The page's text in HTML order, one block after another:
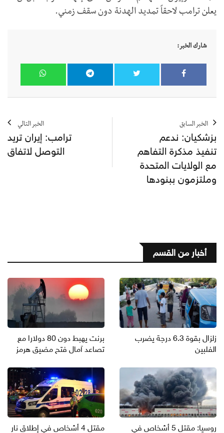
يعلن ترامب لاحقاً تمديد الهدنة دون سقف زمني.
شارك الخبر:
الخبر السابق
بزشكيان: ندعم
تنفيذ مذكرة التفاهم
مع الولايات المتحدة
وملتزمون ببنودها
الخبر التالي
ترامب: إيران تريد
التوصل لاتفاق
أخبار من القسم
زلزال بقوة 6.3 درجة يضرب
الفلبين
برنت يهبط دون 80 دولارا مع
تصاعد آمال فتح مضيق هرمز
روسيا: مقتل 5 أشخاص في مقتل 4 أشخاص في إطلاق نار